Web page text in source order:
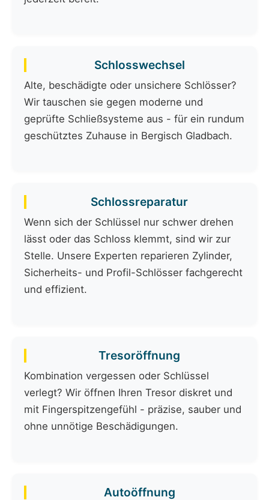
Schlosswechsel
Alte, beschädigte oder unsichere Schlösser?
Wir tauschen sie gegen moderne und
geprüfte Schließsysteme aus - für ein rundum
geschütztes Zuhause in Bergisch Gladbach.
Schlossreparatur
Wenn sich der Schlüssel nur schwer drehen
lässt oder das Schloss klemmt, sind wir zur
Stelle. Unsere Experten reparieren Zylinder,
Sicherheits- und Profil-Schlösser fachgerecht
und effizient.
Tresoröffnung
Kombination vergessen oder Schlüssel
verlegt? Wir öffnen Ihren Tresor diskret und
mit Fingerspitzengefühl - präzise, sauber und
ohne unnötige Beschädigungen.
Autoöffnung